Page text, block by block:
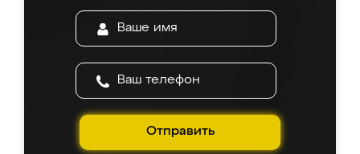
Отправить